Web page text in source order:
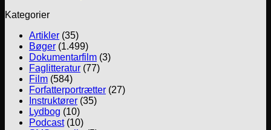
Kategorier
Artikler (35)
Bøger (1.499)
Dokumentarfilm (3)
Faglitteratur (77)
Film (584)
Forfatterportrætter (27)
Instruktører (35)
Lydbog (10)
Podcast(10)